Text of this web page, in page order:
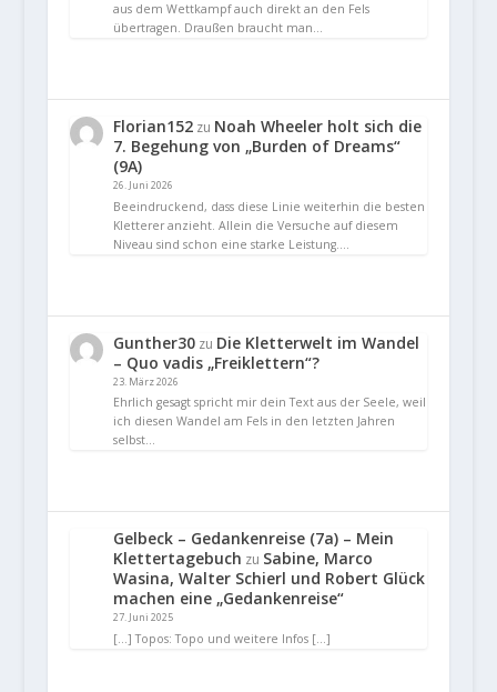
aus dem Wettkampf auch direkt an den Fels
übertragen. Draußen braucht man…
Florian152zu Noah Wheeler holt sich die
7. Begehung von „Burden of Dreams“
(9A)
26. Juni 2026
Beeindruckend, dass diese Linie weiterhin die besten
Kletterer anzieht. Allein die Versuche auf diesem
Niveau sind schon eine starke Leistung.…
Gunther30zu Die Kletterwelt im Wandel
– Quo vadis „Freiklettern“?
23. März 2026
Ehrlich gesagt spricht mir dein Text aus der Seele, weil
ich diesen Wandel am Fels in den letzten Jahren
selbst…
Gelbeck – Gedankenreise (7a) – Mein
Klettertagebuch zu Sabine, Marco
Wasina, Walter Schierl und Robert Glück
machen eine „Gedankenreise“
27. Juni 2025
[…] Topos: Topo und weitere Infos […]